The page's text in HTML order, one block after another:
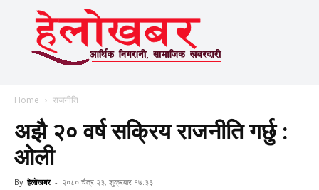
Home राजनीति
अझै २० वर्ष सक्रिय राजनीति गर्छु :
ओली
By हेलाेखबर - २०८० चैत्र २३, शुक्रबार १७:३३